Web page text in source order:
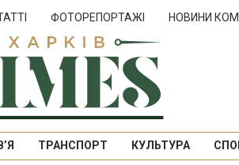
ФОТОРЕПОРТАЖІ НОВИНИ
ТРАНСПОРТ КУЛЬТУРА